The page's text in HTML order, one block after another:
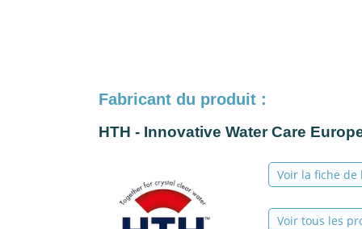
Fabricant du produit :
HTH - Innovative Water Care
Voir la fiche
Voir tous les